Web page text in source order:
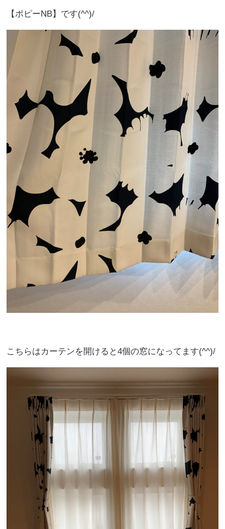
【ポピーNB】です(^^)/
こちらはカーテンを開けると4個の窓になってます(^^)/